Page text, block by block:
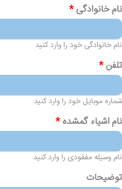
نام خانوادگی*
نام خانوادگی خود را وارد کنید
تلفن*
شماره موبایل خود را وارد کنید
نام اشیاء گمشده*
نام وسیله مفقودی را وارد کنید
توضیحات